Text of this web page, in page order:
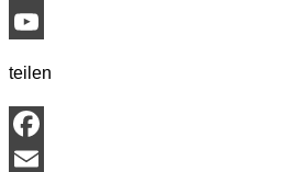
Twitter
teilen
Facebook